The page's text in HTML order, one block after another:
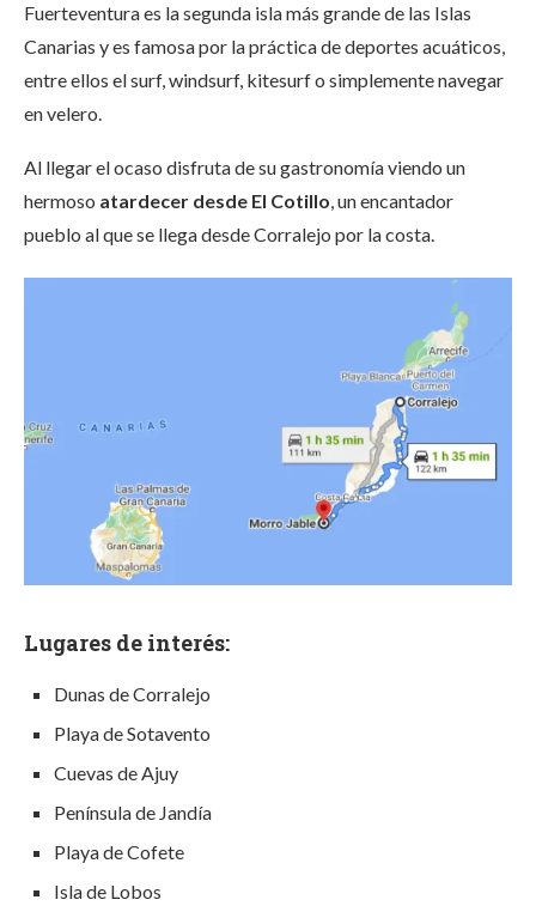
Fuerteventura es la segunda isla más grande de las Islas
Canarias y es famosa por la práctica de deportes acuáticos,
entre ellos el surf, windsurf, kitesurf o simplemente navegar
en velero.
Al llegar el ocaso disfruta de su gastronomía viendo un
hermoso atardecer desde El Cotillo, un encantador
pueblo al que se llega desde Corralejo por la costa.
Lugares de interés:
Dunas de Corralejo
Playa de Sotavento
Cuevas de Ajuy
Península de Jandía
Playa de Cofete
Isla de Lobos